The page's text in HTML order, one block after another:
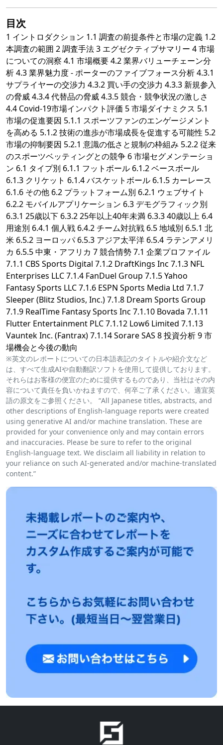
目次
1 イントロダクション 1.1 調査の前提条件と市場の定義 1.2
本調査の範囲 2 調査手法 3 エグゼクティブサマリー 4 市場
についての洞察 4.1 市場概要 4.2 業界バリューチェーン分
析 4.3 業界魅力度 - ポーターのファイブフォース分析 4.3.1
サプライヤーの交渉力 4.3.2 買い手の交渉力 4.3.3 新規参入
の脅威 4.3.4 代替品の脅威 4.3.5 競合・競争状況の激しさ
4.4 Covid-19市場インパクト評価 5 市場ダイナミクス 5.1
市場の促進要因 5.1.1 スポーツファンのエンゲージメント
を高める 5.1.2 技術の進歩が市場成長を促進する可能性 5.2
市場の抑制要因 5.2.1 意識の低さと規制の枠組み 5.2.2 従来
のスポーツベッティングとの競争 6 市場セグメンテーショ
ン 6.1 タイプ別 6.1.1 フットボール 6.1.2 ベースボール
6.1.3 クリケット 6.1.4 バスケットボール 6.1.5 カーレース
6.1.6 その他 6.2 プラットフォーム別 6.2.1 ウェブサイト
6.2.2 モバイルアプリケーション 6.3 デモグラフィック別
6.3.1 25歳以下 6.3.2 25年以上40年未満 6.3.3 40歳以上 6.4
用途別 6.4.1 個人戦 6.4.2 チーム対抗戦 6.5 地域別 6.5.1 北
米 6.5.2 ヨーロッパ 6.5.3 アジア太平洋 6.5.4 ラテンアメリ
カ 6.5.5 中東・アフリカ 7 競合情勢 7.1 企業プロファイル
7.1.1 CBS Sports Digital 7.1.2 DraftKings Inc 7.1.3 NFL
Enterprises LLC 7.1.4 FanDuel Group 7.1.5 Yahoo
Fantasy Sports LLC 7.1.6 ESPN Sports Media Ltd 7.1.7
Sleeper (Blitz Studios, Inc.) 7.1.8 Dream Sports Group
7.1.9 RealTime Fantasy Sports Inc 7.1.10 Bovada 7.1.11
Flutter Entertainment PLC 7.1.12 Low6 Limited 7.1.13
Vauntek Inc. (Fantrax) 7.1.14 Sorare SAS 8 投資分析 9 市
場機会と今後の動向
※英文のレポートについての日本語表記のタイトルや紹介文など
は、すべて生成AIや自動翻訳ソフトを使用して提供しております。
それらはお客様の便宜のために提供するものであり、当社はその内
容について責任を負いかねますので、何卒ご了承ください。適宜英
語の原文をご参照ください。 “All Japanese titles, abstracts, and
other descriptions of English-language reports were created
using generative AI and/or machine translation. These are
provided for your convenience only and may contain errors
and inaccuracies. Please be sure to refer to the original
English-language text. We disclaim all liability in relation to
your reliance on such AI-generated and/or machine-translated
content.”